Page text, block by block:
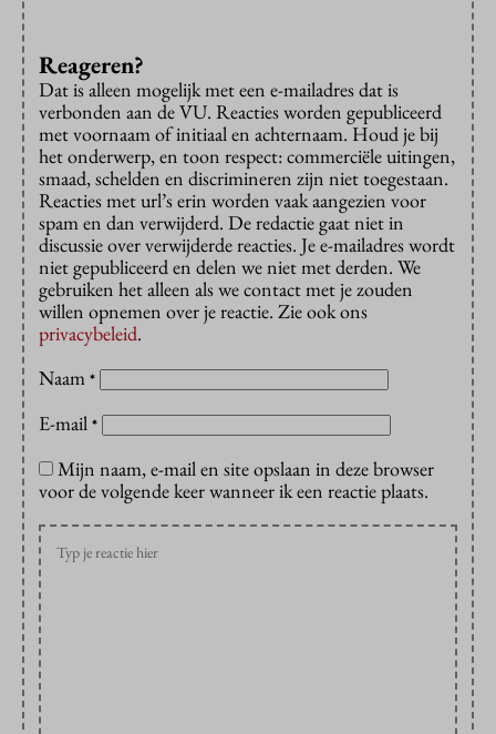
Reageren?
Dat is alleen mogelijk met een e-mailadres dat is
verbonden aan de VU. Reacties worden gepubliceerd
met voornaam of initiaal en achternaam. Houd je bij
het onderwerp, en toon respect: commerciële uitingen,
smaad, schelden en discrimineren zijn niet toegestaan.
Reacties met url’s erin worden vaak aangezien voor
spam en dan verwijderd. De redactie gaat niet in
discussie over verwijderde reacties. Je e-mailadres wordt
niet gepubliceerd en delen we niet met derden. We
gebruiken het alleen als we contact met je zouden
willen opnemen over je reactie. Zie ook ons
privacybeleid.
Naam *
E-mail *
Mijn naam, e-mail en site opslaan in deze browser
voor de volgende keer wanneer ik een reactie plaats.